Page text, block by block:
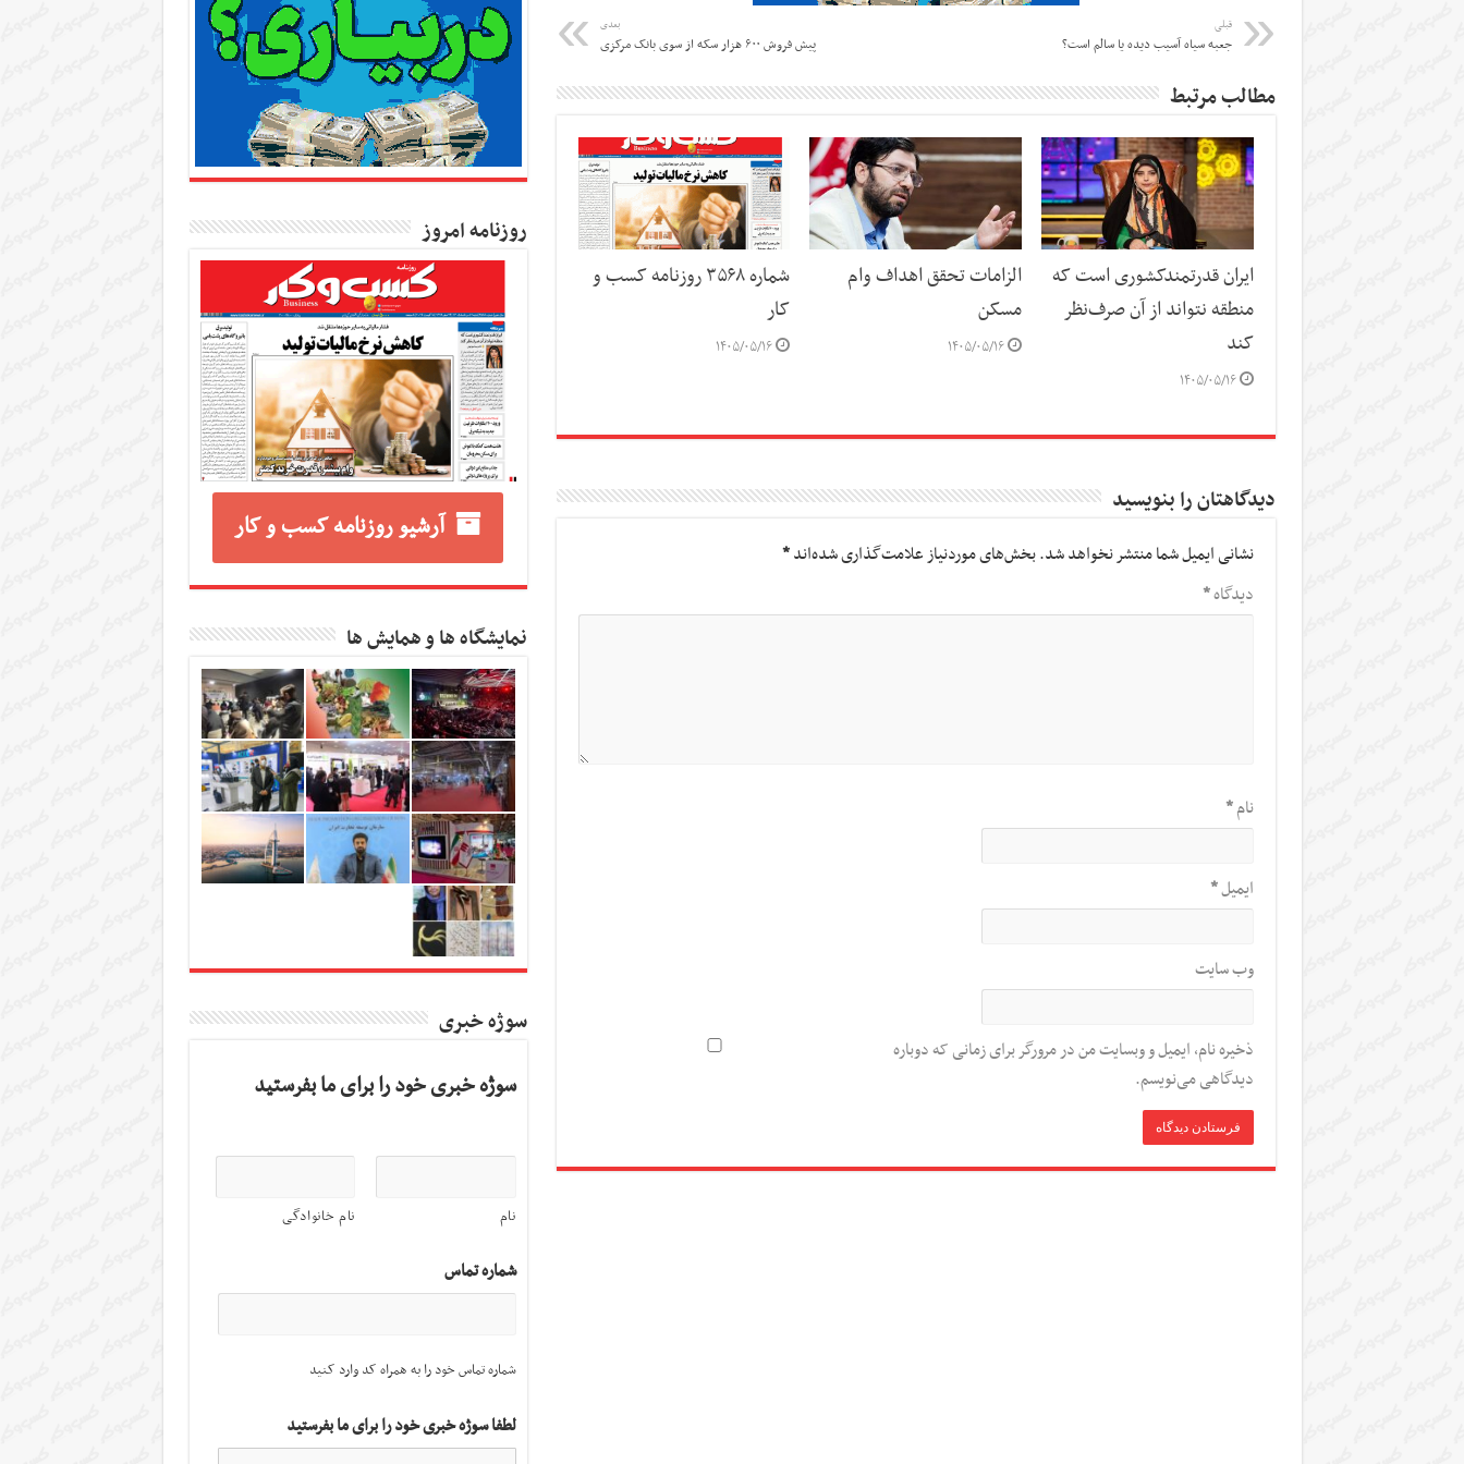
قبلی
جعبه سیاه آسیب دیده یا سالم است؟
بعدی
پیش فروش ۶۰۰ هزار سکه از سوی بانک مرکزی
مطالب مرتبط
ایران قدرتمندکشوری است که
منطقه نتواند از آن صرف‌نظر
کند
۱۴۰۵/۰۵/۱۶
الزامات تحقق اهداف وام
مسکن
۱۴۰۵/۰۵/۱۶
شماره ۳۵۶۸ روزنامه کسب و
کار
۱۴۰۵/۰۵/۱۶
دیدگاهتان را بنویسید
نشانی ایمیل شما منتشر نخواهد شد.بخش‌های موردنیاز علامت‌گذاری شده‌اند*
دیدگاه*
نام*
ایمیل*
وب‌ سایت
ذخیره نام، ایمیل و وبسایت من در مرورگر برای زمانی که دوباره
دیدگاهی می‌نویسم.
روزنامه امروز
آرشیو روزنامه کسب و کار
نمایشگاه ها و همایش ها
سوژه خبری
سوژه خبری خود را برای ما بفرستید
نام نام خانوادگی
شماره تماس
شماره تماس خود را به همراه کد وارد کنید
لطفا سوژه خبری خود را برای ما بفرستید